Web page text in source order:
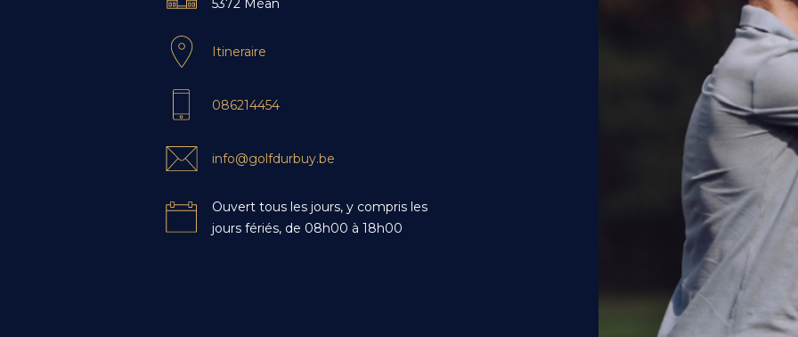
5372 Méan
Icon Itineraire
Icon 086214454
Icon info@golfdurbuy.be
Icon
Ouvert tous les jours, y compris les
jours fériés, de 08h00 à 18h00